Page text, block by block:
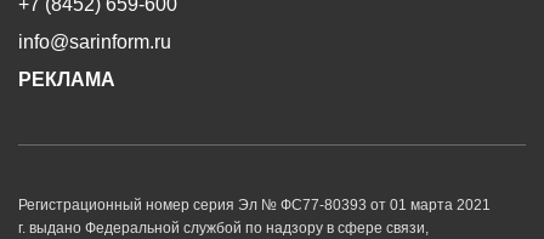
info@sarinform.ru
РЕКЛАМА
Регистрационный номер серия Эл № ФС77-80393 от 01 марта 2021
г. выдано Федеральной службой по надзору в сфере связи,